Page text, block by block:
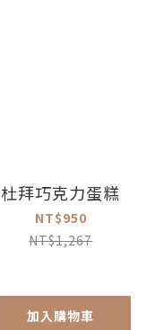
杜拜巧克力蛋糕
NT$950
NT$1,267
加入購物車